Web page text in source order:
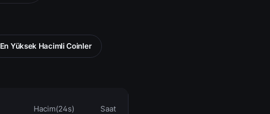
En Yüksek Hacimli Coinler
Hacim(24s) Saat